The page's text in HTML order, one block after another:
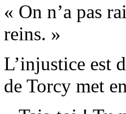
« On n’a pas
reins. »
L’injustice est
de Torcy met